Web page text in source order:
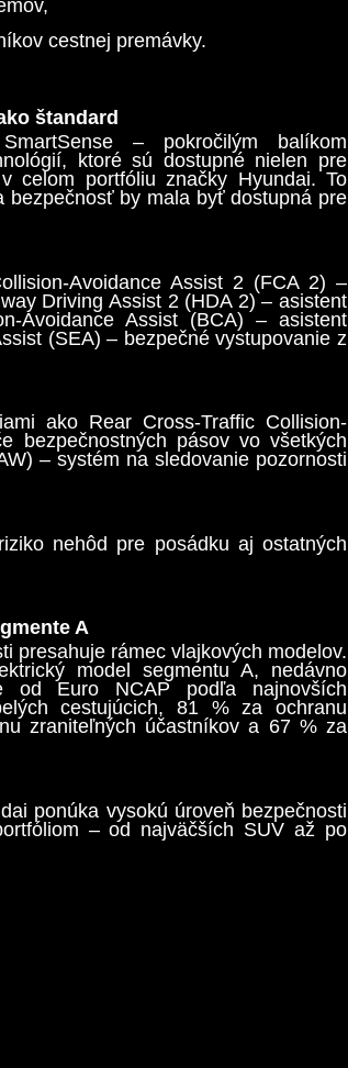
cestnej premávky.
štandard
– pokročilým balíkom
ktoré sú dostupné nielen pre
celom portfóliu značky Hyundai. To
bezpečnosť by mala byť dostupná pre
Avoidance Assist 2 (FCA 2) –
Driving Assist 2 (HDA 2) – asistent
Avoidance Assist (BCA) – asistent
(SEA) – bezpečné vystupovanie z
ako Rear Cross-Traffic Collision-
bezpečnostných pásov vo všetkých
– systém na sledovanie pozornosti
nehôd pre posádku aj ostatných
A
presahuje rámec vlajkových modelov.
model segmentu A, nedávno
od Euro NCAP podľa najnovších
cestujúcich, 81 % za ochranu
zraniteľných účastníkov a 67 % za
ponúka vysokú úroveň bezpečnosti
– od najväčších SUV až po